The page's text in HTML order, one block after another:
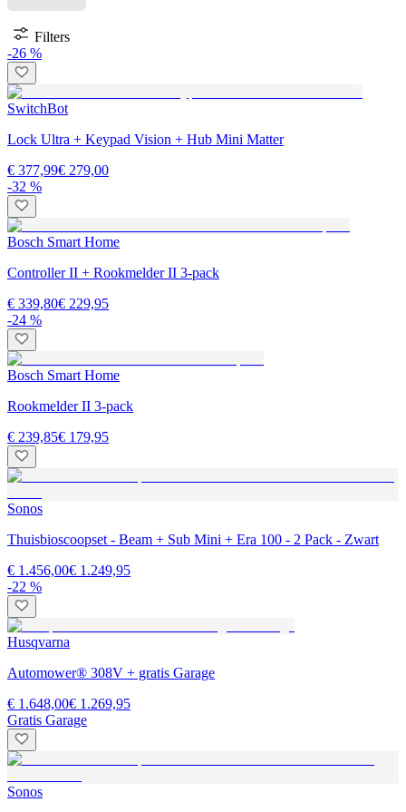
Filters
-26 %
SwitchBot
Lock Ultra + Keypad Vision + Hub Mini Matter
€ 377,99€ 279,00
-32 %
Bosch Smart Home
Controller II + Rookmelder II 3-pack
€ 339,80€ 229,95
-24 %
Bosch Smart Home
Rookmelder II 3-pack
€ 239,85€ 179,95
Sonos
Thuisbioscoopset - Beam + Sub Mini + Era 100 - 2 Pack - Zwart
€ 1.456,00€ 1.249,95
-22 %
Husqvarna
Automower® 308V + gratis Garage
€ 1.648,00€ 1.269,95
Gratis Garage
Sonos